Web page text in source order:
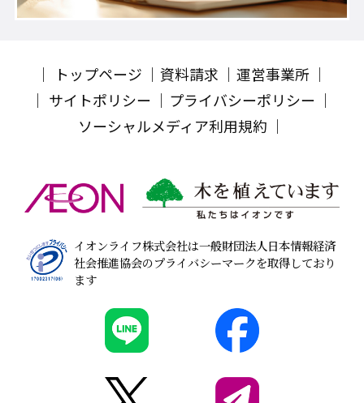
トップページ 資料請求
運営事業所
サイトポリシー
プライバシーポリシー
ソーシャルメディア利用規約
イオンライフ株式会社は一般財団法人日本情報経済
社会推進協会のプライバシーマークを取得しており
ます